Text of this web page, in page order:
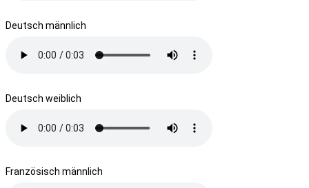
Deutsch männlich
Deutsch weiblich
Französisch männlich